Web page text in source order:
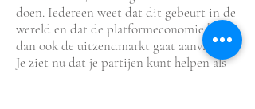
doen. Iedereen weet dat dit gebeurt in de
wereld en dat de platformeconomie hoe
dan ook de uitzendmarkt gaat aanvallen.
Je ziet nu dat je partijen kunt helpen als